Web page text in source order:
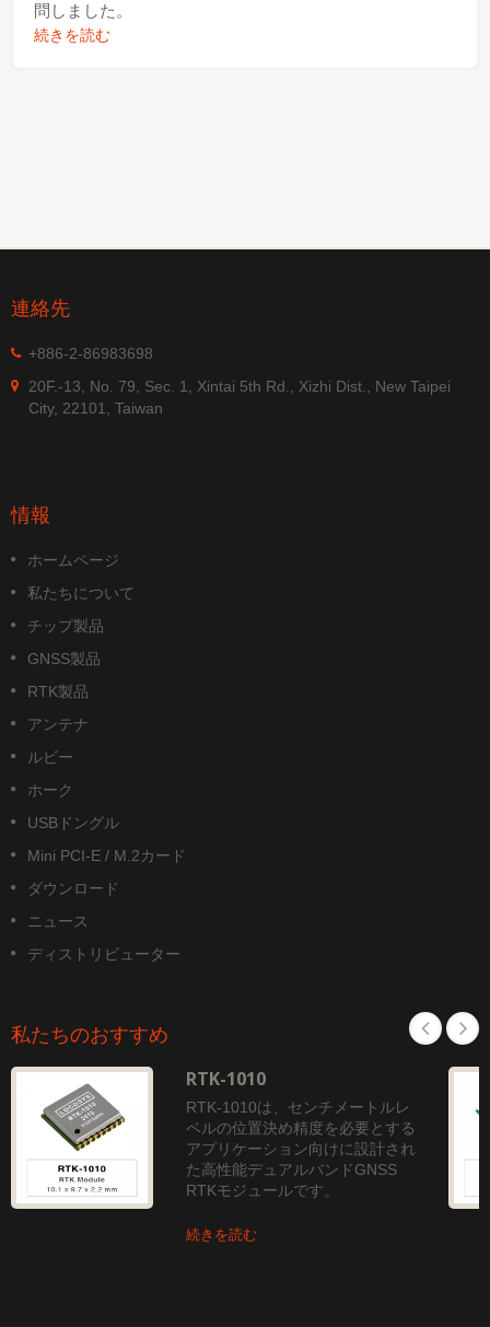
問しました。
続きを読む
連絡先
+886-2-86983698
20F.-13, No. 79, Sec. 1, Xintai 5th Rd., Xizhi Dist., New Taipei
City, 22101, Taiwan
情報
ホームページ
私たちについて
チップ製品
GNSS製品
RTK製品
アンテナ
ルビー
ホーク
USBドングル
Mini PCI-E / M.2カード
ダウンロード
ニュース
ディストリビューター
私たちのおすすめ
RTK-1010
RTK-1010は、センチメートルレ
ベルの位置決め精度を必要とする
アプリケーション向けに設計され
た高性能デュアルバンドGNSS
RTKモジュールです。
続きを読む